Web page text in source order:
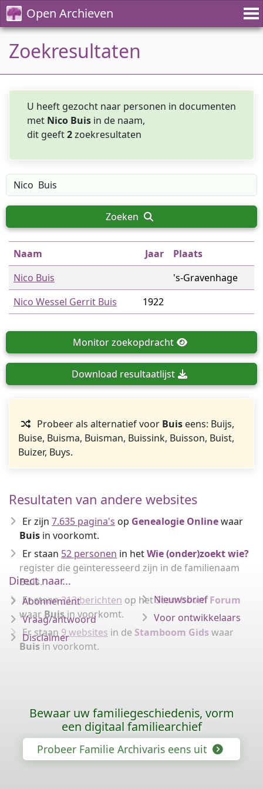
Open Archieven
Zoekresultaten
U heeft gezocht naar personen in documenten
met Nico Buis in de naam,
dit geeft2zoekresultaten
Zoeken
Naam Jaar
Plaats
Nico Buis
's-Gravenhage
Nico Wessel Gerrit Buis
1922
Monitorzoekopdracht
Download resultaatlijst
Probeer als alternatief voor Buiseens: Buijs,
Buise, Buisma, Buisman, Buissink, Buisson, Buist,
Buizer, Buys.
Resultaten van andere websites
Er zijn 7.635 pagina's op Genealogie Onlinewaar
Buis in voorkomt.
Er staan 52 personen in hetWie (onder)zoekt wie?
register die geïnteresseerd zijn in de familienaam
Buis.
Er staan213 berichten op hetStamboom Forum
waar Buisin voorkomt.
Er staan 9 websites in de Stamboom Gids waar
Buis in voorkomt.
Direct naar...
Abonnement
Vraag/antwoord
Disclaimer
Nieuwsbrief
Voor ontwikkelaars
Bewaar uw familiegeschiedenis, vorm
een digitaal familiearchief
Probeer Familie Archivaris eens uit